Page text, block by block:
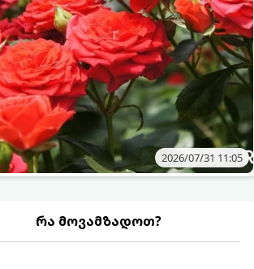
ამ დროს.
2026/07/31 11:05
რა მოვამზადოთ?